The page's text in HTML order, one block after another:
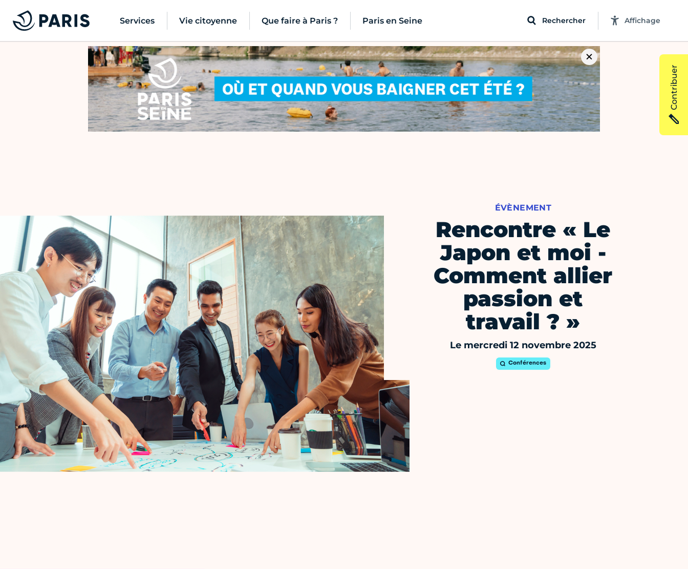
Services Vie citoyenne Que faire à Paris ? Paris en Seine Rechercher Affichage
ÉVÈNEMENT
Rencontre « Le
Japon et moi -
Comment allier
passion et
travail ? »
Le mercredi 12 novembre 2025
Conférences
Contribuer